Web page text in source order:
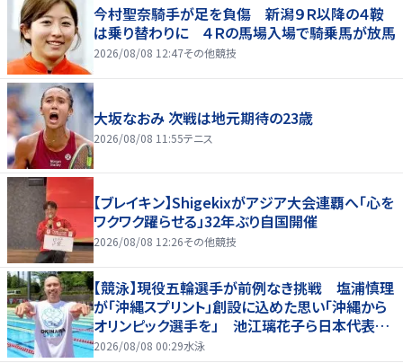
今村聖奈騎手が足を負傷 新潟９Ｒ以降の４鞍
は乗り替わりに ４Ｒの馬場入場で騎乗馬が放馬
2026/08/08 12:47その他競技
大坂なおみ 次戦は地元期待の23歳
2026/08/08 11:55テニス
【ブレイキン】Shigekixがアジア大会連覇へ「心を
ワクワク躍らせる」32年ぶり自国開催
2026/08/08 12:26その他競技
【競泳】現役五輪選手が前例なき挑戦 塩浦慎理
が「沖縄スプリント」創設に込めた思い「沖縄から
オリンピック選手を」 池江璃花子ら日本代表も
参戦
2026/08/08 00:29水泳